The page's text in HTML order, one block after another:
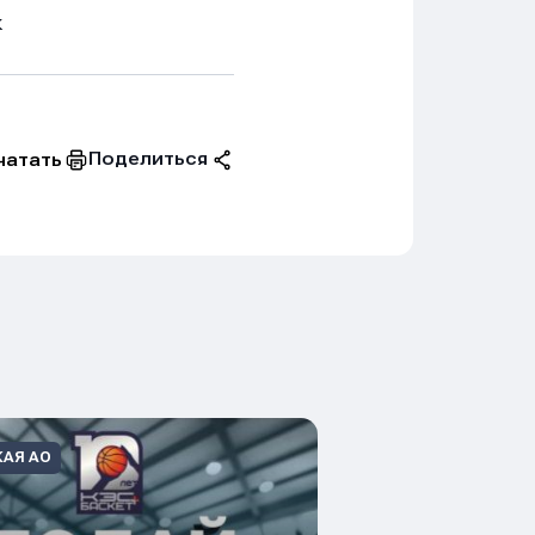
Поделиться
АО